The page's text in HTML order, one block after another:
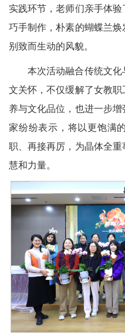
实践环节，老师们亲手体
巧手制作，朴素的蝴蝶兰
别致而生动的风貌。
本次活动融合传统文化
文关怀，不仅缓解了女教
养与文化品位，也进一步
家纷纷表示，将以更饱满
职、再接再厉，为晶体全
慧和力量。